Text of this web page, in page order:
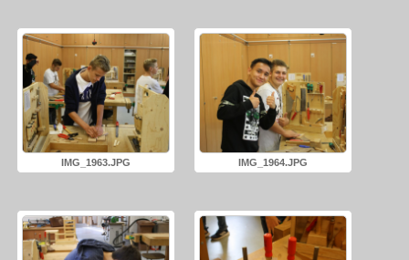
IMG_1963.JPG IMG_1964.JPG